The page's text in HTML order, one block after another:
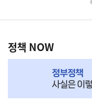
영
책
NOW,
정책 NOW